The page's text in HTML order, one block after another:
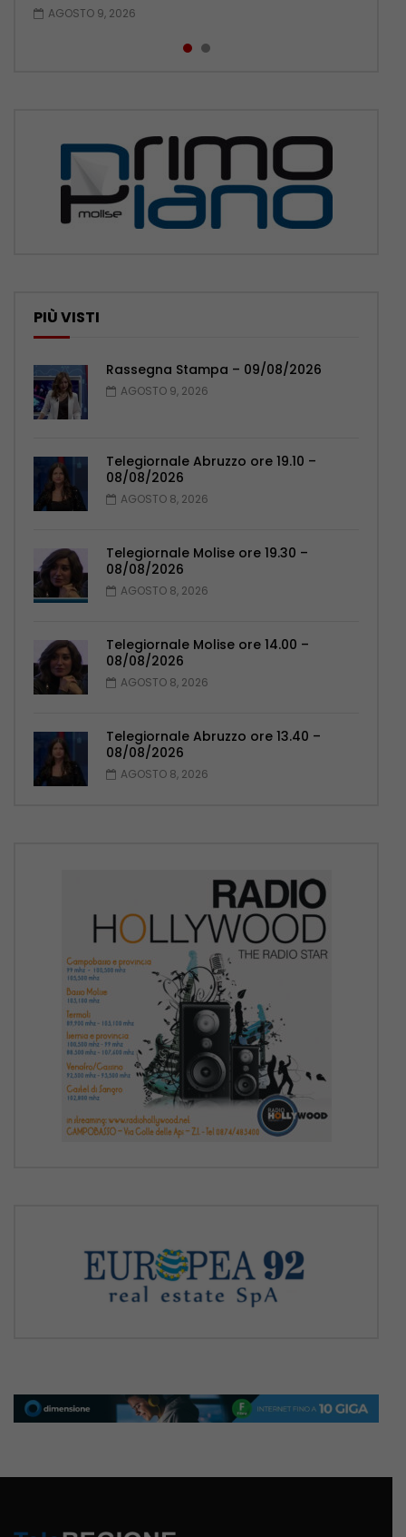
AGOSTO 9, 2026
AGOSTO 8, 2026
PIÙ VISTI
Rassegna Stampa – 09/08/2026
AGOSTO 9, 2026
Telegiornale Abruzzo ore 19.10 –
08/08/2026
AGOSTO 8, 2026
Telegiornale Molise ore 19.30 –
08/08/2026
AGOSTO 8, 2026
Telegiornale Molise ore 14.00 –
08/08/2026
AGOSTO 8, 2026
Telegiornale Abruzzo ore 13.40 –
08/08/2026
AGOSTO 8, 2026